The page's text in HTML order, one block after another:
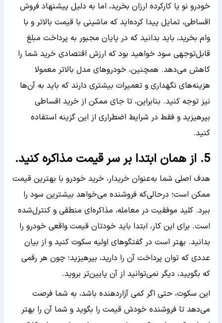
خودرو نو یا کارکرده ارزان بخرید، اما به دلیل پیشنهاد فروش
اقساطی، تمایل پیدا کرده‌اید که ماشینی با قیمت بالاتر و با
وام بخرید، باید بدانید که در پایان مجبور به پرداخت مبلغ
قابل‌توجهی سود خواهید بود که ارزش اقتصادی خرید شما را
کاهش می‌دهد. همچنین، خودروهای مدل بالاتر معمولا
هزینه‌های نگهداری و تعمیرات بیشتری دارند که باید به آن‌ها
نیز توجه کنید. بنابراین، تا جای ممکن از خرید اقساطی
بپرهیزید و فقط در شرایط اضطراری از این گزینه استفاده
کنید.
5. از همان ابتدا بر سر قیمت مذاکره کنید.
هدف اصلی شما به‌عنوان خریدار، خرید خودرو با بهترین قیمت
ممکن است؛ درحالی‌که فروشنده می‌خواهد بیشترین سود را
ببرد. کلید موفقیت در معامله، مذاکره‌ای منطقی و کنترل‌شده
است. برای این کار، ابتدا باید خودتان قیمت واقعی خودرو را
بدانید. بهتر است در گفتگوهای اولیه سکوت کنید و از بیان
عددی که توان پرداخت آن را دارید، بپرهیزید؛ چون هر رقمی
که بگویید، دیگر نمی‌توانید از آن پایین‌تر بروید.
این سکوت، حتی اگر کمی آزاردهنده باشد، به شما فرصت
می‌دهد تا فروشنده خودش قیمت را بگوید و شما آن را بهتر